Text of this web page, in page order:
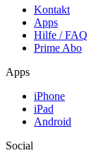
Kontakt
Apps
Hilfe / FAQ
Prime Abo
Apps
iPhone
iPad
Android
Social